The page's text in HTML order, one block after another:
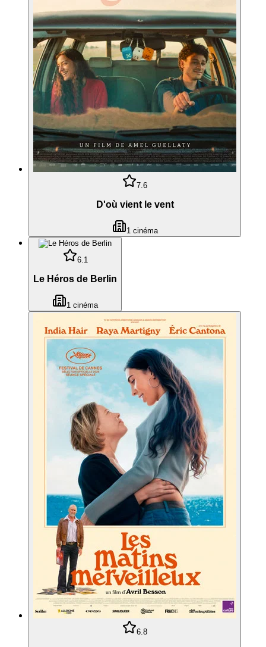
7.6
D'où vient le vent
1cinéma
6.1
Le Héros de Berlin
1 cinéma
6.8